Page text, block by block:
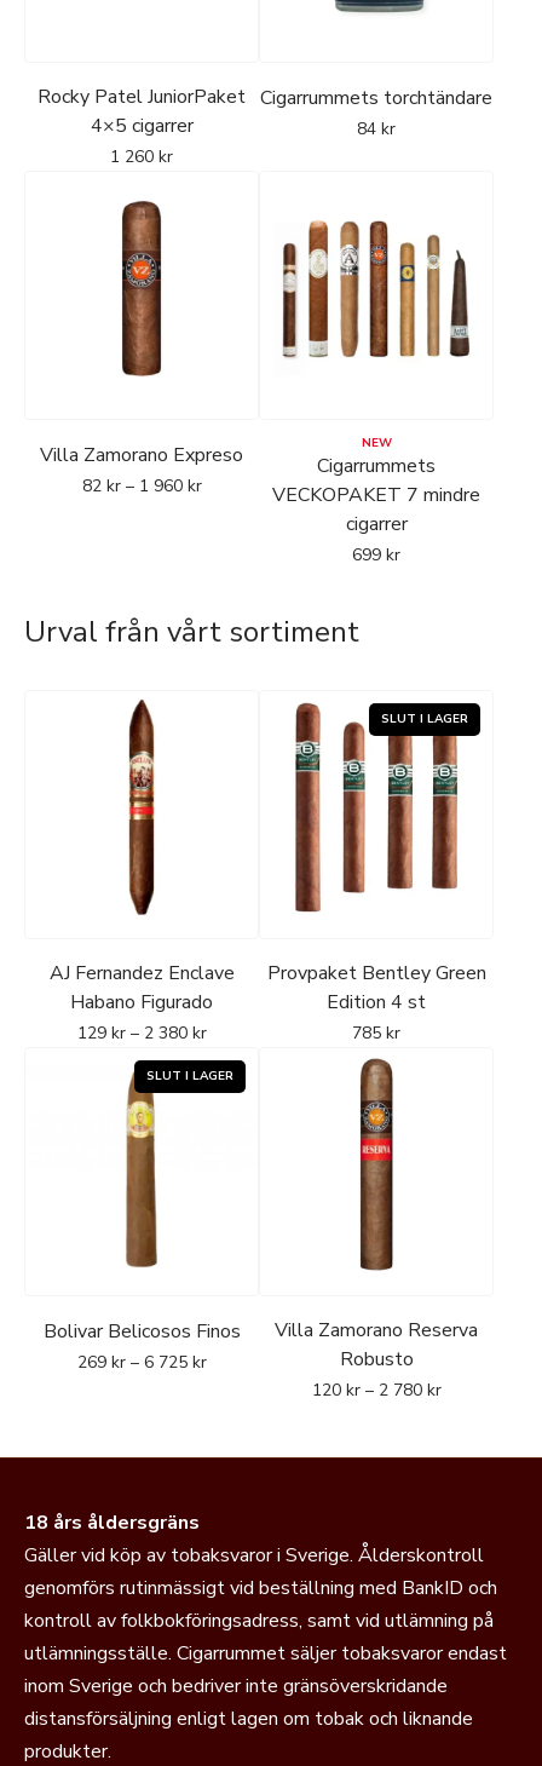
Rocky Patel JuniorPaket
4×5 cigarrer
1 260 kr
Cigarrummets torchtändare
84 kr
Villa Zamorano Expreso
82 kr – 1 960 kr
NEW
Cigarrummets
VECKOPAKET 7 mindre
cigarrer
699 kr
Urval från vårt sortiment
AJ Fernandez Enclave
Habano Figurado
129 kr – 2 380 kr
Provpaket Bentley Green
Edition 4 st
785 kr
Bolivar Belicosos Finos
269 kr – 6 725 kr
Villa Zamorano Reserva
Robusto
120 kr – 2 780 kr
18 års åldersgräns
Gäller vid köp av tobaksvaror i Sverige. Ålderskontroll
genomförs rutinmässigt vid beställning med BankID och
kontroll av folkbokföringsadress, samt vid utlämning på
utlämningsställe. Cigarrummet säljer tobaksvaror endast
inom Sverige och bedriver inte gränsöverskridande
distansförsäljning enligt lagen om tobak och liknande
produkter.